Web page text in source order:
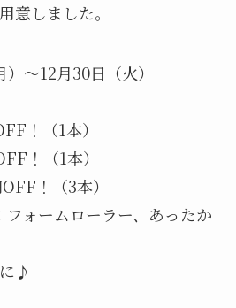
意しました。
〜12月30日（火）
！（1本）
！（1本）
！（3本）
ォームローラー、あったか
♪